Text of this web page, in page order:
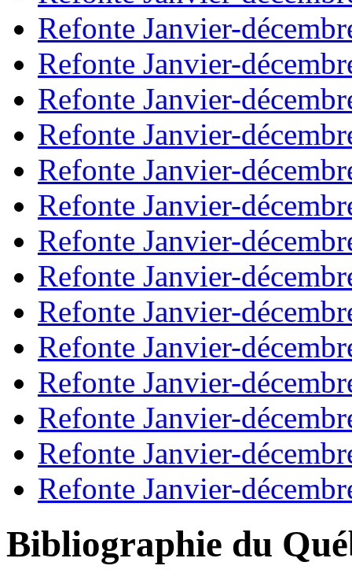
Refonte Janvier-
Refonte Janvier-
Refonte Janvier-
Refonte Janvier-
Refonte Janvier-
Refonte Janvier-
Refonte Janvier-
Refonte Janvier-
Refonte Janvier-
Refonte Janvier-
Refonte Janvier-
Refonte Janvier-
Refonte Janvier-
Refonte Janvier-
Bibliographie du